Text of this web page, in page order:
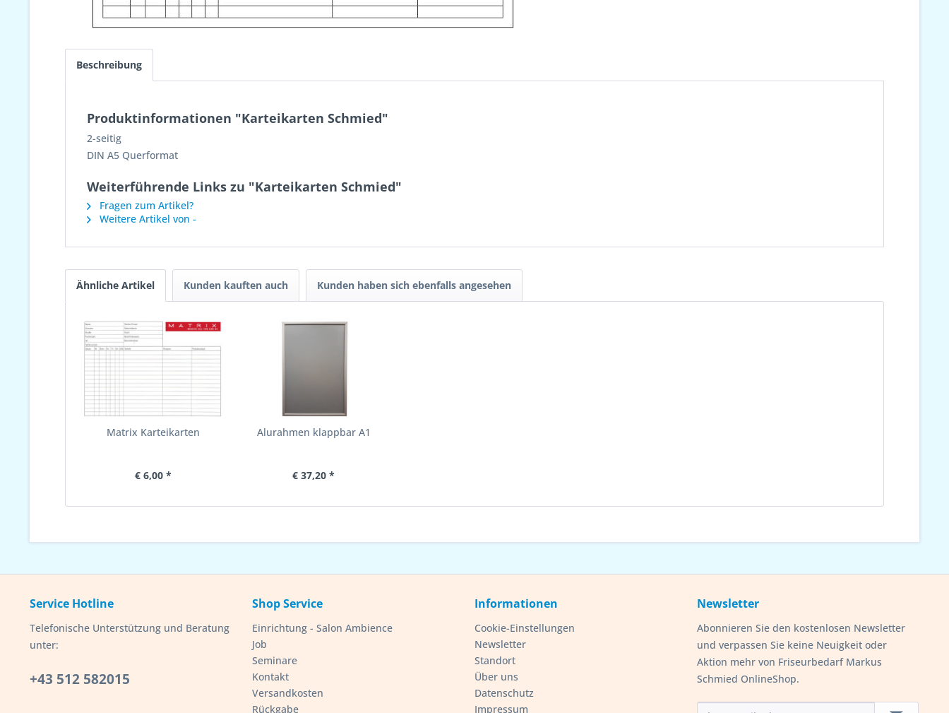
Beschreibung
Produktinformationen "Karteikarten Schmied"
2-seitig
DIN A5 Querformat
Weiterführende Links zu "Karteikarten Schmied"
Fragen zum Artikel?
Weitere Artikel von -
Ähnliche Artikel Kunden kauften auch Kunden haben sich ebenfalls angesehen
Matrix Karteikarten
€ 6,00 *
Alurahmen klappbar A1
€ 37,20 *
Service Hotline
Telefonische Unterstützung und Beratung
unter:
+43 512 582015
Shop Service
Einrichtung - Salon Ambience
Job
Seminare
Kontakt
Versandkosten
Rückgabe
Informationen
Cookie-Einstellungen
Newsletter
Standort
Über uns
Datenschutz
Impressum
Newsletter
Abonnieren Sie den kostenlosen Newsletter
und verpassen Sie keine Neuigkeit oder
Aktion mehr von Friseurbedarf Markus
Schmied OnlineShop.